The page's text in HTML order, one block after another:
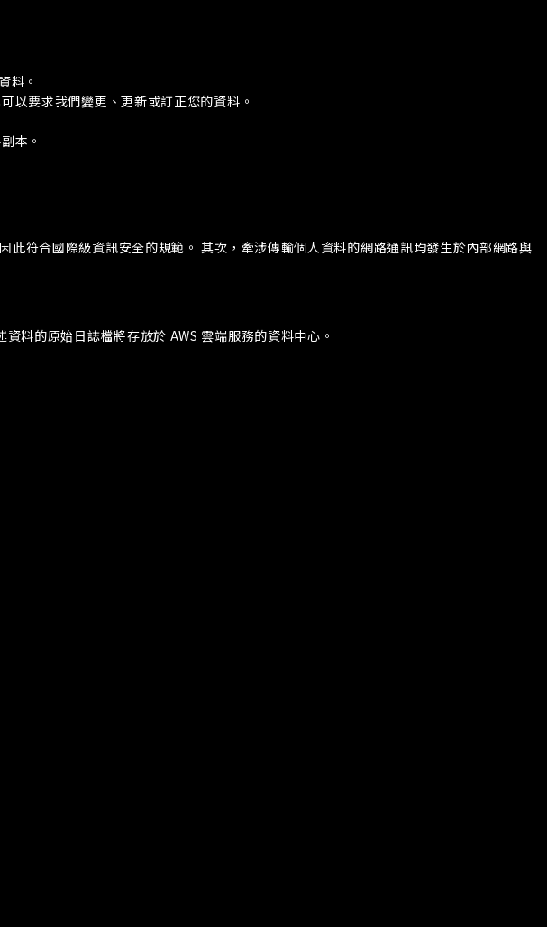
料。
以要求我們變更、更新或訂正您的資料。
本。
符合國際級資訊安全的規範。 其次，牽涉傳輸個人資料的網路通訊均發生於內部網路與
料的原始日誌檔將存放於 AWS 雲端服務的資料中心。